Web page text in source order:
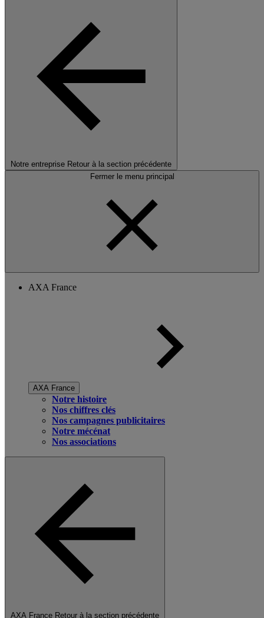
Notre entreprise Retour à la section précédente
Fermer le menu principal
AXA France
AXA France
Notre histoire
Nos chiffres clés
Nos campagnes publicitaires
Notre mécénat
Nos associations
AXA France Retour à la section précédente